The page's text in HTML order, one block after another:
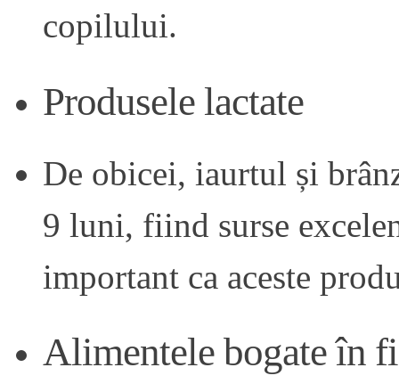
copilului.
Produsele lactate
De obicei, iaurtul și
9 luni, fiind surse
important ca aceste
Alimentele bogate în